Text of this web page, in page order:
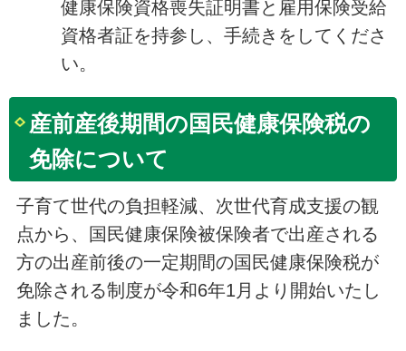
健康保険資格喪失証明書と雇用保険受給
資格者証を持参し、手続きをしてくださ
い。
産前産後期間の国民健康保険税の
免除について
子育て世代の負担軽減、次世代育成支援の観
点から、国民健康保険被保険者で出産される
方の出産前後の一定期間の国民健康保険税が
免除される制度が令和6年1月より開始いたし
ました。